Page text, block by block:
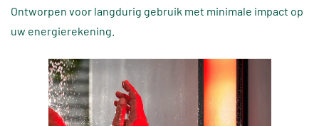
Ontworpen voor langdurig gebruik met minimale impact op
uw energierekening.